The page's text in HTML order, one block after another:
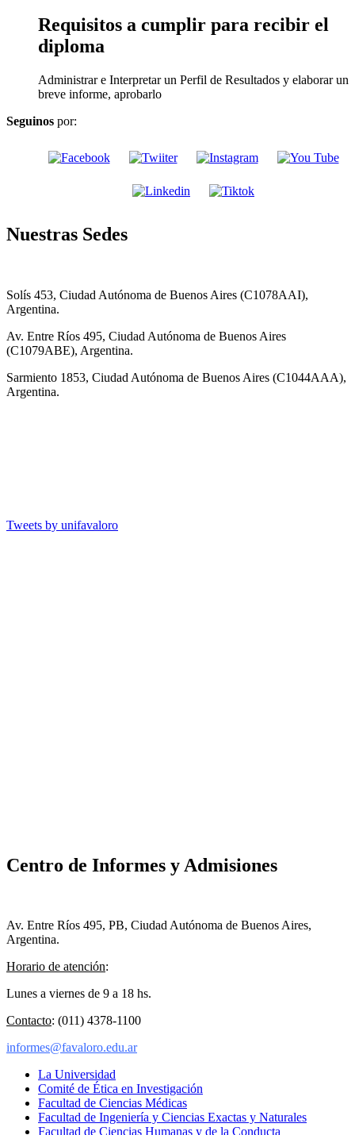
Requisitos a cumplir para recibir el
diploma
Administrar e Interpretar un Perfil de Resultados y elaborar un
breve informe, aprobarlo
Seguinos por:
Nuestras Sedes
Solís 453, Ciudad Autónoma de Buenos Aires (C1078AAI),
Argentina.
Av. Entre Ríos 495, Ciudad Autónoma de Buenos Aires
(C1079ABE), Argentina.
Sarmiento 1853, Ciudad Autónoma de Buenos Aires (C1044AAA),
Argentina.
Centro de Informes y Admisiones
Av. Entre Ríos 495, PB, Ciudad Autónoma de Buenos Aires,
Argentina.
Horario de atención:
Lunes a viernes de 9 a 18 hs.
Contacto: (011) 4378-1100
informes@favaloro.edu.ar
La Universidad
Comité de Ética en Investigación
Facultad de Ciencias Médicas
Facultad de Ingeniería y Ciencias Exactas y Naturales
Facultad de Ciencias Humanas y de la Conducta